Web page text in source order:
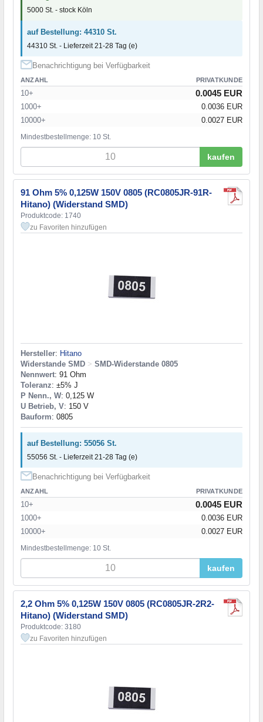
5000 St. - stock Köln
auf Bestellung: 44310 St.
44310 St. - Lieferzeit 21-28 Tag (e)
Benachrichtigung bei Verfügbarkeit
ANZAHL PRIVATKUNDE
10+ 0.0045 EUR
1000+
0.0036 EUR
10000+
0.0027 EUR
Mindestbestellmenge: 10 St.
kaufen
91 Ohm 5% 0,125W 150V 0805 (RC0805JR-91R-
Hitano) (Widerstand SMD)
Produktcode: 1740
zu Favoriten hinzufügen
Hersteller: Hitano
Widerstande SMD > SMD-Widerstande 0805
Nennwert: 91 Ohm
Toleranz: ±5% J
P Nenn., W: 0,125 W
U Betrieb, V: 150 V
Bauform: 0805
auf Bestellung: 55056 St.
55056 St. - Lieferzeit 21-28 Tag (e)
Benachrichtigung bei Verfügbarkeit
ANZAHL PRIVATKUNDE
10+ 0.0045 EUR
1000+
0.0036 EUR
10000+
0.0027 EUR
Mindestbestellmenge: 10 St.
kaufen
2,2 Ohm 5% 0,125W 150V 0805 (RC0805JR-2R2-
Hitano) (Widerstand SMD)
Produktcode: 3180
zu Favoriten hinzufügen